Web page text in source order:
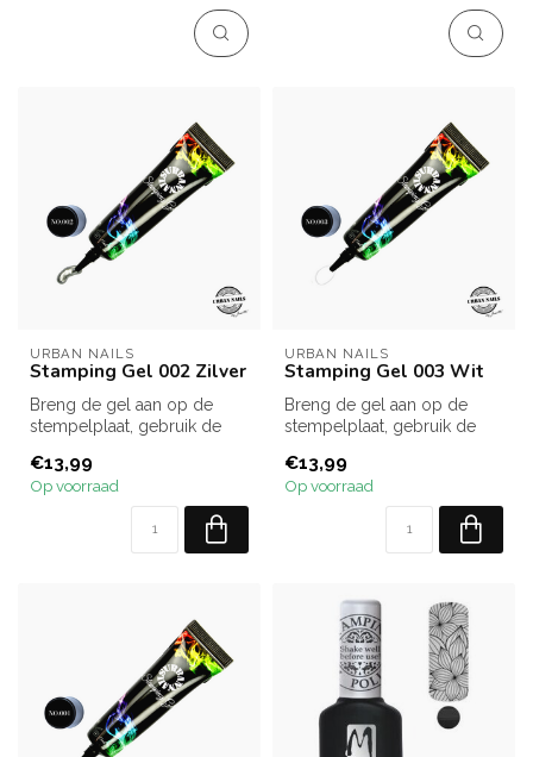
URBAN NAILS
Stamping Gel 002 Zilver
Breng de gel aan op de
stempelplaat, gebruik de
gel t...
€13,99
Op voorraad
URBAN NAILS
Stamping Gel 003 Wit
Breng de gel aan op de
stempelplaat, gebruik de
gel t...
€13,99
Op voorraad